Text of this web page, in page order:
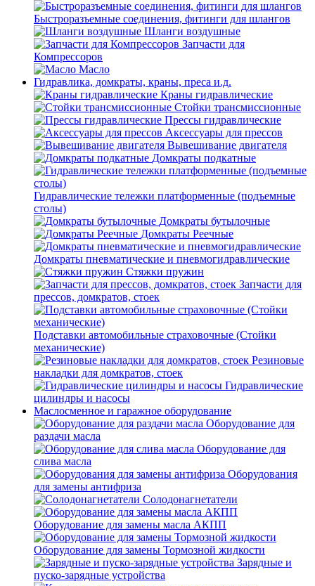
Быстроразъемные соединения, фитинги для шлангов
Шланги воздушные
Запчасти для
Компрессоров
Масло
Гидравлика, домкраты, краны, преса и.д.
Краны гидравлические
Стойки трансмиссионные
Прессы гидравлические
Аксессуары для прессов
Вывешивание двигателя
Домкраты подкатные
Гидравлические тележки платформенные (подъемные
столы)
Домкраты бутылочные
Домкраты Реечные
Домкраты пневматические и пневмогидравлические
Стяжки пружин
Запчасти для
прессов, домкратов, стоек
Подставки автомобильные страховочные (Стойки
механические)
Резиновые
накладки для домкратов, стоек
Гидравлические
цилиндры и насосы
Маслосменное и гаражное оборудование
Оборудование для
раздачи масла
Оборудование для
слива масла
Оборудования
для замены антифриза
Солодонагнетатели
Оборудование для замены масла АКПП
Оборудование для замены Тормозной жидкости
Зарядные и
пуско-зарядные устройства